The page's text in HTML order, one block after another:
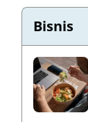
Bisnis